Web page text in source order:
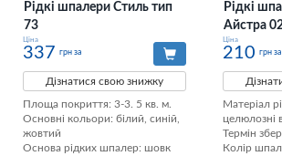
Рідкі шпалери Стиль тип
73
Ціна
337 грн за
Дізнатися свою знижку
Площа покриття: 3-3. 5 кв. м.
Основні кольори: білий, синій,
жовтий
Основа рідких шпалер: шовк
Рідкі
Айстра
Ціна
210 грн за
Матеріал
целюлозні
Термін
Колір